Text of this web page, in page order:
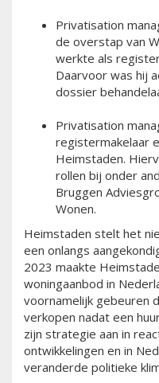
Privatisation
de overstap van
werkte als
Daarvoor was hij
dossier
Privatisation
registermakelaar
Heimstaden.
rollen bij onder
Bruggen
Wonen.
Heimstaden stelt het
een onlangs
2023 maakte
woningaanbod in
voornamelijk gebeuren
verkopen nadat een
zijn strategie aan in
ontwikkelingen en in
veranderde politieke